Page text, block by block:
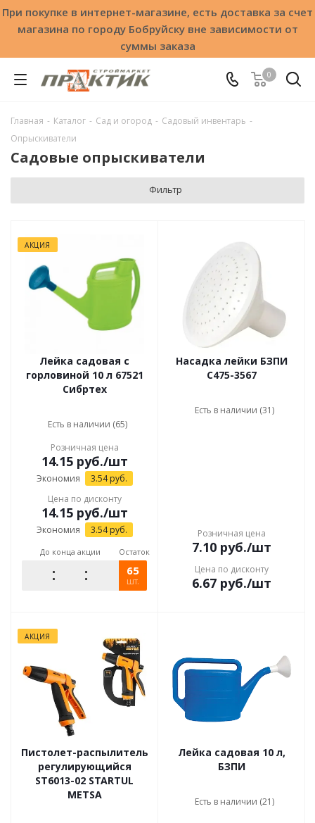
При покупке в интернет-магазине, есть доставка за счет
магазина по городу Бобруйску вне зависимости от
суммы заказа
0
Главная - Каталог - Сад и огород - Садовый инвентарь -
Опрыскиватели
Садовые опрыскиватели
Фильтр
АКЦИЯ
Лейка садовая с
горловиной 10 л 67521
Сибртех
Есть в наличии (65)
Розничная цена
14.15руб./шт
Экономия 3.54руб.
Цена по дисконту
14.15руб./шт
Экономия 3.54руб.
До конца акции Остаток
65
шт.
Насадка лейки БЗПИ
С475-3567
Есть в наличии (31)
Розничная цена
7.10руб./шт
Цена по дисконту
6.67руб./шт
АКЦИЯ
Пистолет-распылитель
регулирующийся
ST6013-02 STARTUL
METSA
Лейка садовая 10 л,
БЗПИ
Есть в наличии (21)